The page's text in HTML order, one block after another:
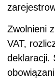
Zwolnieni
VAT,
deklaracji.